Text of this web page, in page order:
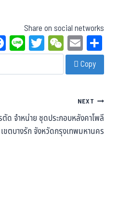
Share on social networks
Fa
ce
bo
Li
ne
T
wi
tt
W
eC
ha
E
m
ail
Copy
NEXT
ตัด จำหน่าย ชุดประกอบหลังคาโพลี
ขตบางรัก จังหวัดกรุงเทพมหานคร